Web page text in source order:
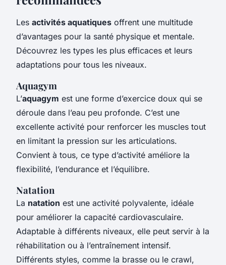
Les activités aquatiques offrent une multitude
d’avantages pour la santé physique et mentale.
Découvrez les types les plus efficaces et leurs
adaptations pour tous les niveaux.
Aquagym
L’aquagym est une forme d’exercice doux qui se
déroule dans l’eau peu profonde. C’est une
excellente activité pour renforcer les muscles tout
en limitant la pression sur les articulations.
Convient à tous, ce type d’activité améliore la
flexibilité, l’endurance et l’équilibre.
Natation
La natation est une activité polyvalente, idéale
pour améliorer la capacité cardiovasculaire.
Adaptable à différents niveaux, elle peut servir à la
réhabilitation ou à l’entraînement intensif.
Différents styles, comme la brasse ou le crawl,